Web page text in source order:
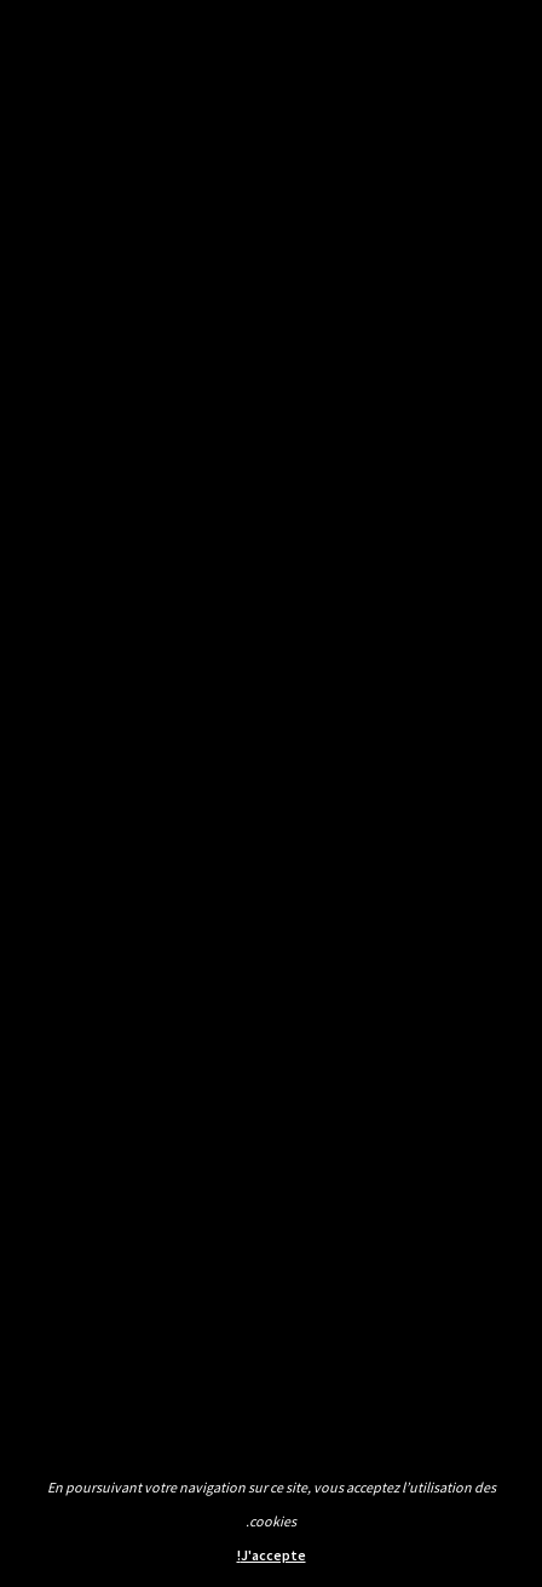
En poursuivant votre navigation sur ce site, vous acceptez l’utilisation des
cookies.
J'accepte!